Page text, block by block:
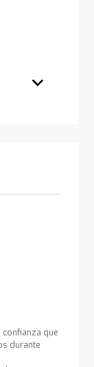
confianza que
durante